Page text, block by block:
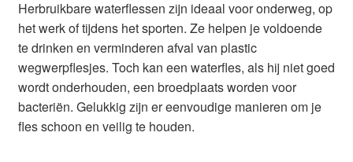
Glazen drinkfles
RVS drinkfles
Broodtrommels & lunchboxen
Herbruikbare waterflessen zijn ideaal voor onderweg, op
het werk of tijdens het sporten. Ze helpen je voldoende
te drinken en verminderen afval van plastic
wegwerpflesjes. Toch kan een waterfles, als hij niet goed
wordt onderhouden, een broedplaats worden voor
bacteriën. Gelukkig zijn er eenvoudige manieren om je
fles schoon en veilig te houden.